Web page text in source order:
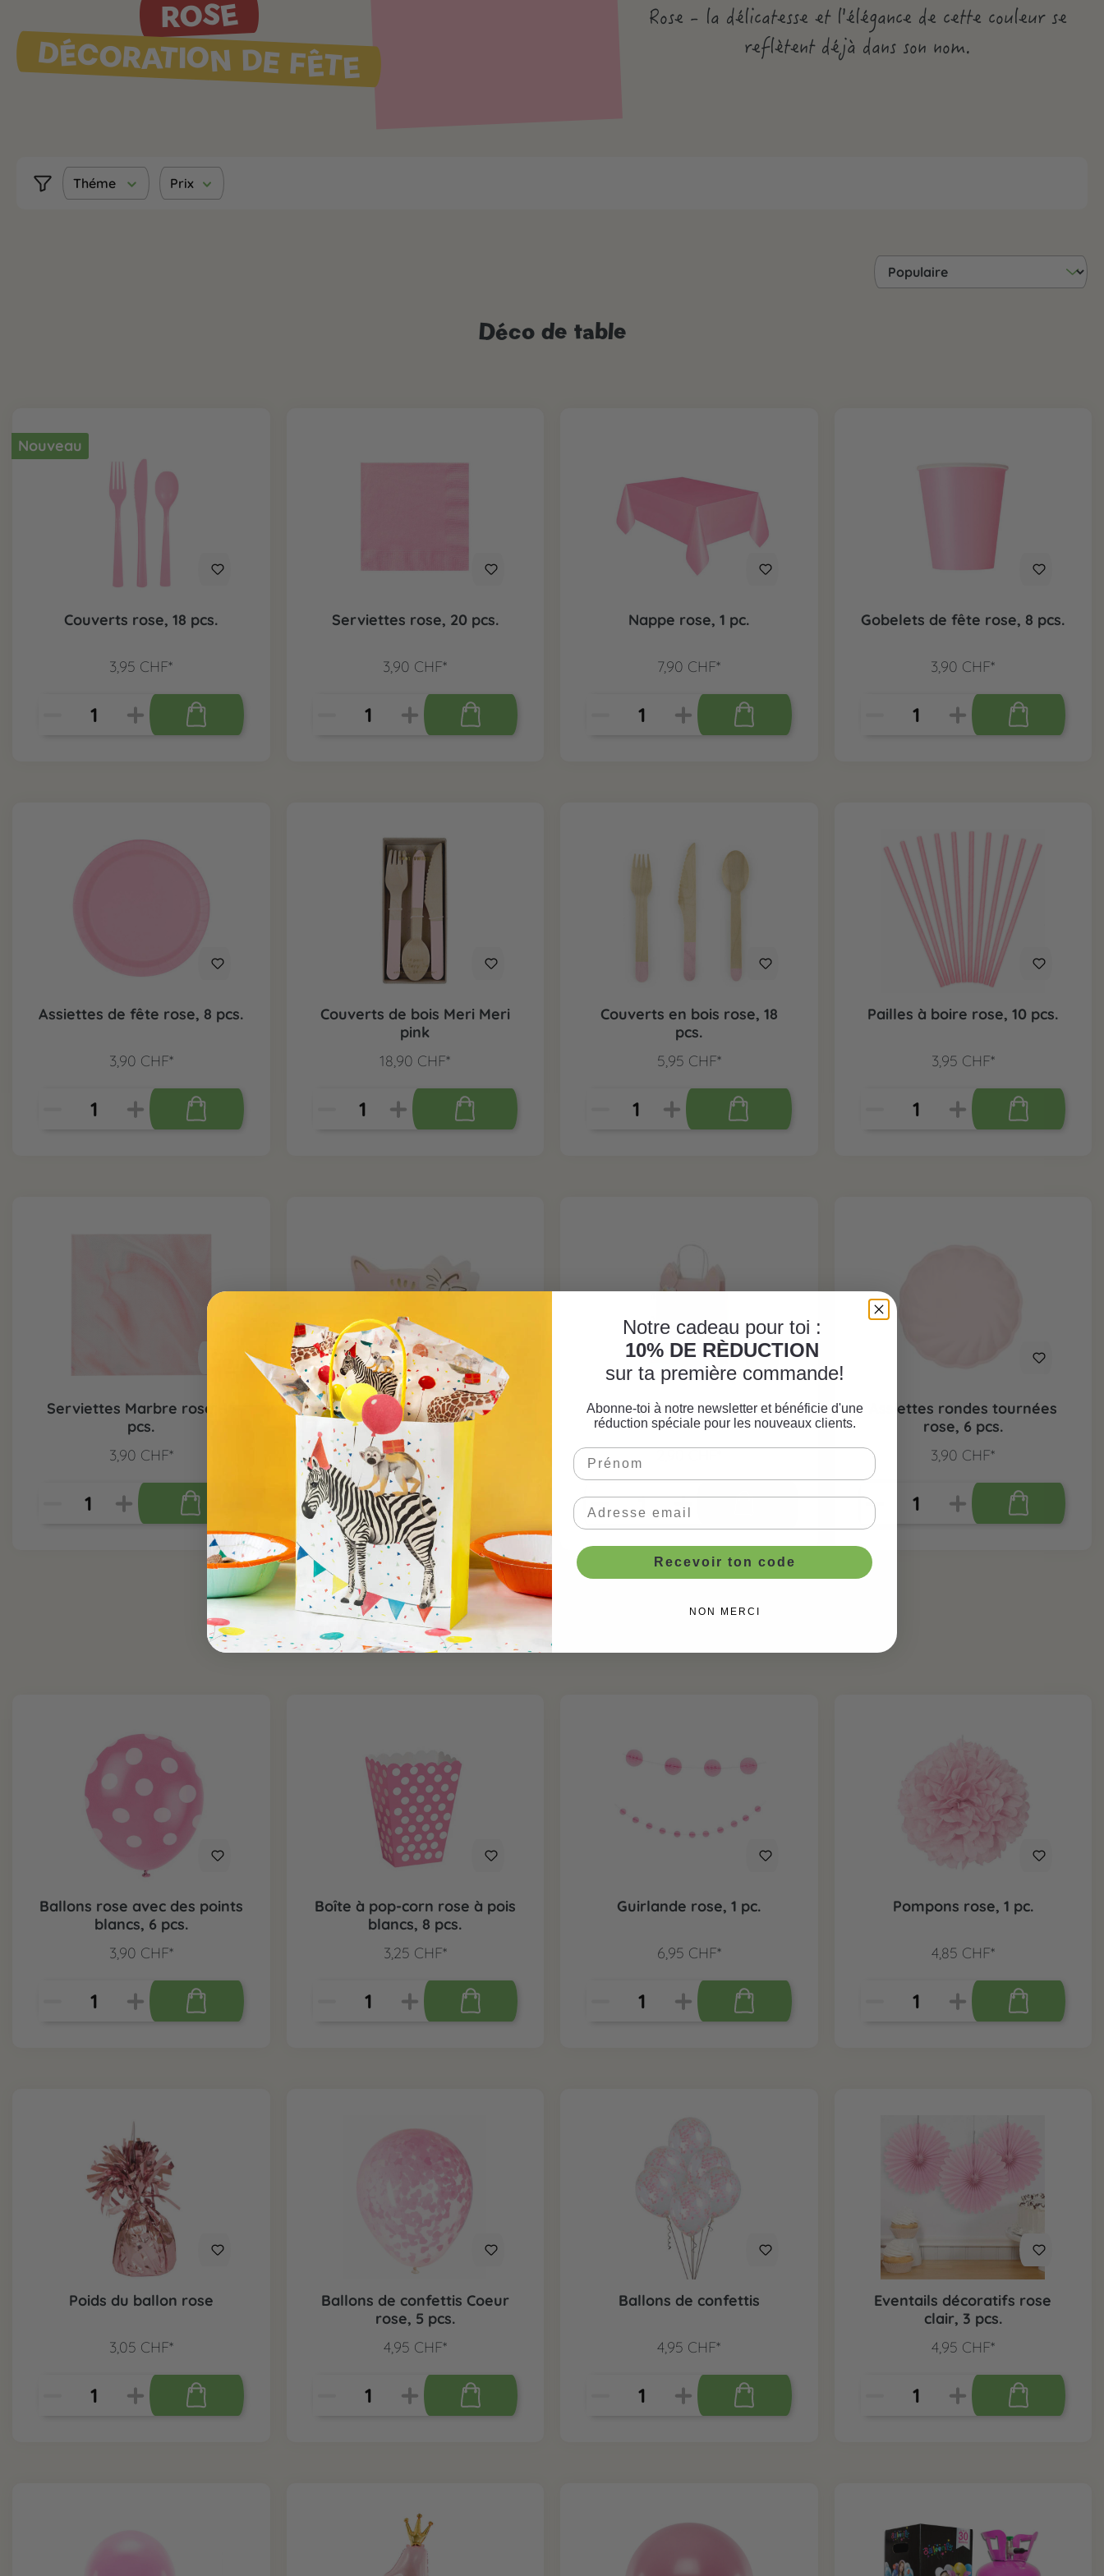
ROSE
DÉCORATION DE FÊTE
Rose - la délicatesse et l'élégance de cette couleur se
reflètent déjà dans son nom.
Théme Prix
Déco de table
Nouveau
Couverts rose, 18 pcs.
3,95 CHF*
Serviettes rose, 20 pcs.
3,90 CHF*
Nappe rose, 1 pc.
7,90 CHF*
Gobelets de fête rose, 8 pcs.
3,90 CHF*
Assiettes de fête rose, 8 pcs.
3,90 CHF*
Couverts de bois Meri Meri
pink
18,90 CHF*
Couverts en bois rose, 18
pcs.
5,95 CHF*
Pailles à boire rose, 10 pcs.
3,95 CHF*
Serviettes Marbre rose, 16
pcs.
3,90 CHF*
Invitations d'anniversaire
chat rose, 6 pcs.
4,90 CHF*
Sac de fête chat rose, 1 pc.
Assiettes rondes tournées
rose, 6 pcs.
3,90 CHF*
Ballons & Déco de fête
Ballons rose avec des points
blancs, 6 pcs.
3,90 CHF*
Boîte à pop-corn rose à pois
blancs, 8 pcs.
3,25 CHF*
Guirlande rose, 1 pc.
6,95 CHF*
Pompons rose, 1 pc.
4,85 CHF*
Poids du ballon rose
3,05 CHF*
Ballons de confettis Coeur
rose, 5 pcs.
4,95 CHF*
Ballons de confettis
4,95 CHF*
Eventails décoratifs rose
clair, 3 pcs.
4,95 CHF*
Notre cadeau pour toi :
10% DE RÈDUCTION
sur ta première commande!
Abonne-toi à notre newsletter et bénéficie d'une
réduction spéciale pour les nouveaux clients.
Recevoir ton code
NON MERCI